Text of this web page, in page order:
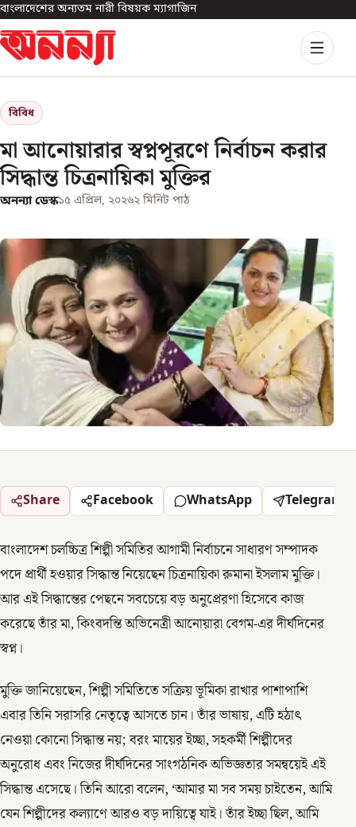
বাংলাদেশের অন্যতম নারী বিষয়ক ম্যাগাজিন
বিবিধ
মা আনোয়ারার স্বপ্নপূরণে নির্বাচন করার
সিদ্ধান্ত চিত্রনায়িকা মুক্তির
অনন্যা ডেস্ক১৫ এপ্রিল, ২০২৬২ মিনিট পাঠ
Share Facebook WhatsApp Telegram
বাংলাদেশ চলচ্চিত্র শিল্পী সমিতির আগামী নির্বাচনে সাধারণ সম্পাদক
পদে প্রার্থী হওয়ার সিদ্ধান্ত নিয়েছেন চিত্রনায়িকা রুমানা ইসলাম মুক্তি।
আর এই সিদ্ধান্তের পেছনে সবচেয়ে বড় অনুপ্রেরণা হিসেবে কাজ
করেছে তাঁর মা, কিংবদন্তি অভিনেত্রী আনোয়ারা বেগম-এর দীর্ঘদিনের
স্বপ্ন।
মুক্তি জানিয়েছেন, শিল্পী সমিতিতে সক্রিয় ভূমিকা রাখার পাশাপাশি
এবার তিনি সরাসরি নেতৃত্বে আসতে চান। তাঁর ভাষায়, এটি হঠাৎ
নেওয়া কোনো সিদ্ধান্ত নয়; বরং মায়ের ইচ্ছা, সহকর্মী শিল্পীদের
অনুরোধ এবং নিজের দীর্ঘদিনের সাংগঠনিক অভিজ্ঞতার সমন্বয়েই এই
সিদ্ধান্ত এসেছে। তিনি আরো বলেন, ‘আমার মা সব সময় চাইতেন, আমি
যেন শিল্পীদের কল্যাণে আরও বড় দায়িত্বে যাই। তাঁর ইচ্ছা ছিল, আমি